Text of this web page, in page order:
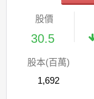
股價
30.5
股本(百萬)
1,692